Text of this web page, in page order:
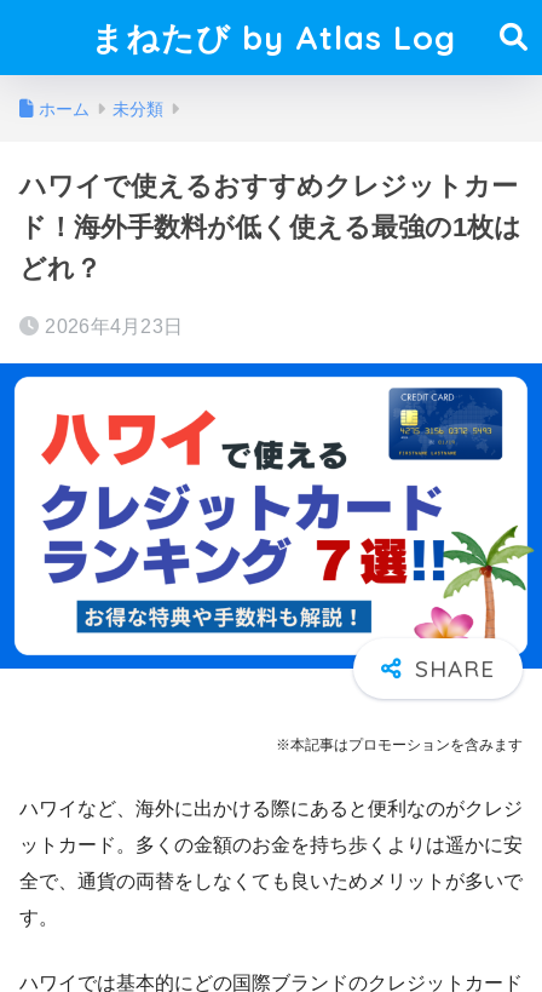
まねたび by Atlas Log
ホーム 未分類
ハワイで使えるおすすめクレジットカー
ド！海外手数料が低く使える最強の1枚は
どれ？
2026年4月23日
※本記事はプロモーションを含みます
ハワイなど、海外に出かける際にあると便利なのがクレジ
ットカード。多くの金額のお金を持ち歩くよりは遥かに安
全で、通貨の両替をしなくても良いためメリットが多いで
す。
ハワイでは基本的にどの国際ブランドのクレジットカード